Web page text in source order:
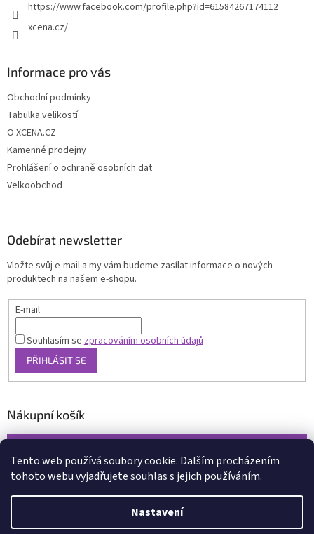
Tento web používá soubory cookie. Dalším procházením
tohoto webu vyjadřujete souhlas s jejich používáním.
Nastavení
https://www.facebook.com/profile.php?id=61584267174112
xcena.cz/
Informace pro vás
Obchodní podmínky
Tabulka velikostí
O XCENA.CZ
Kamenné prodejny
Prohlášení o ochraně osobních dat
Velkoobchod
Odebírat newsletter
Vložte svůj e-mail a my vám budeme zasílat informace o nových
produktech na našem e-shopu.
E-mail
Souhlasím sezpracováním osobních údajů
PŘIHLÁSIT SE
Nákupní košík
Vytvořil Shoptet